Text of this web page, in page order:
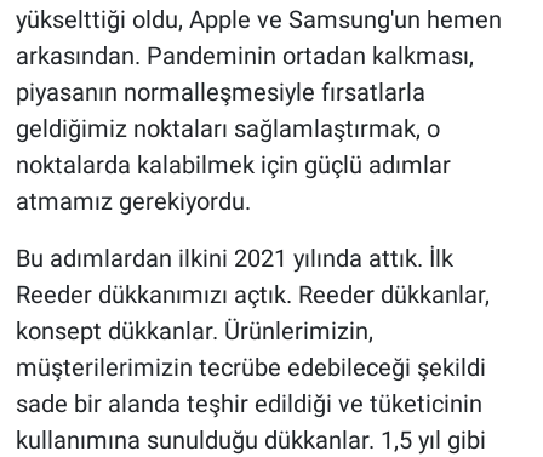
yükselttiği oldu, Apple ve Samsung'un hemen
arkasından. Pandeminin ortadan kalkması,
piyasanın normalleşmesiyle fırsatlarla
geldiğimiz noktaları sağlamlaştırmak, o
noktalarda kalabilmek için güçlü adımlar
atmamız gerekiyordu.
Bu adımlardan ilkini 2021 yılında attık. İlk
Reeder dükkanımızı açtık. Reeder dükkanlar,
konsept dükkanlar. Ürünlerimizin,
müşterilerimizin tecrübe edebileceği şekildi
sade bir alanda teşhir edildiği ve tüketicinin
kullanımına sunulduğu dükkanlar. 1,5 yıl gibi